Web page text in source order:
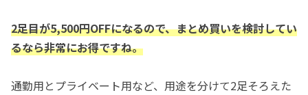
2足目が5,500円OFFになるので、まとめ買いを検討してい
るなら非常にお得ですね。
通勤用とプライベート用など、用途を分けて2足そろえた